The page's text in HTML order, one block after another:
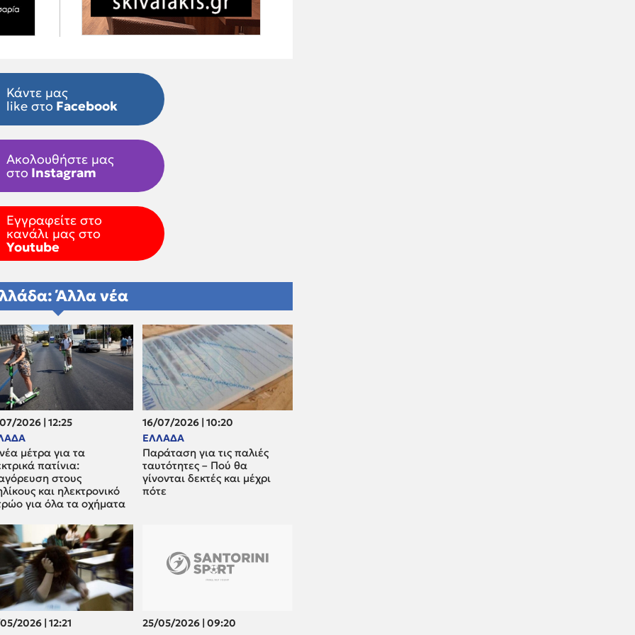
Κάντε μας
like στο Facebook
Ακολουθήστε μας
στο Instagram
Εγγραφείτε στο
κανάλι μας στο
Youtube
Άλλα νέα
2026 | 12:25
μέτρα για τα
πατίνια:
στους
και ηλεκτρονικό
για όλα τα οχήματα
16/07/2026 | 10:20
ΕΛΛΑΔΑ
Παράταση για τις παλιές
ταυτότητες – Πού θα
γίνονται δεκτές και μέχρι
πότε
2026 | 12:21
25/05/2026 | 09:20